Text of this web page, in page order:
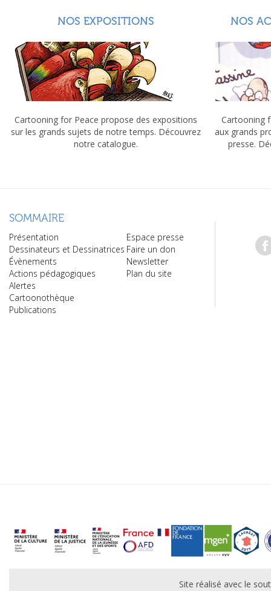
NOS EXPOSITIONS
Cartooning for Peace propose des expositions
sur les grands sujets de notre temps. Découvrez
notre catalogue.
NOS
Cartooning
aux grands
presse.
SOMMAIRE
Présentation
Dessinateurs et Dessinatrices
Évènements
Actions pédagogiques
Alertes
Cartoonothèque
Publications
Espace presse
Faire un don
Newsletter
Plan du site
Site réalisé avec le